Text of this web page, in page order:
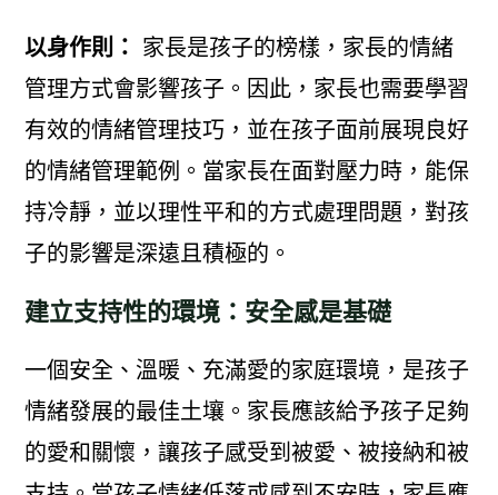
以身作則：
家長是孩子的榜樣，家長的情緒
管理方式會影響孩子。因此，家長也需要學習
有效的情緒管理技巧，並在孩子面前展現良好
的情緒管理範例。當家長在面對壓力時，能保
持冷靜，並以理性平和的方式處理問題，對孩
子的影響是深遠且積極的。
建立支持性的環境：安全感是基礎
一個安全、溫暖、充滿愛的家庭環境，是孩子
情緒發展的最佳土壤。家長應該給予孩子足夠
的愛和關懷，讓孩子感受到被愛、被接納和被